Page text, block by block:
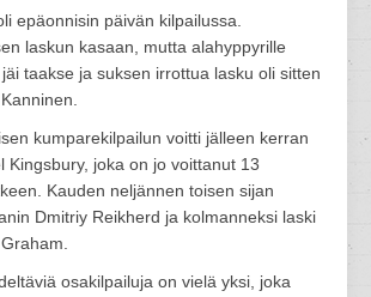
epäonnisin päivän kilpailussa.
laskun kasaan, mutta alahyppyrille
taakse ja suksen irrottua lasku oli sitten
kumparekilpailun voitti jälleen kerran
Kingsbury, joka on jo voittanut 13
Kauden neljännen toisen sijan
Dmitriy Reikherd ja kolmanneksi laski
osakilpailuja on vielä yksi, joka